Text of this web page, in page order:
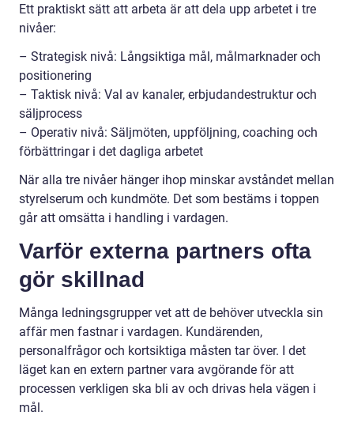
Ett praktiskt sätt att arbeta är att dela upp arbetet i tre
nivåer:
– Strategisk nivå: Långsiktiga mål, målmarknader och
positionering
– Taktisk nivå: Val av kanaler, erbjudandestruktur och
säljprocess
– Operativ nivå: Säljmöten, uppföljning, coaching och
förbättringar i det dagliga arbetet
När alla tre nivåer hänger ihop minskar avståndet mellan
styrelserum och kundmöte. Det som bestäms i toppen
går att omsätta i handling i vardagen.
Varför externa partners ofta
gör skillnad
Många ledningsgrupper vet att de behöver utveckla sin
affär men fastnar i vardagen. Kundärenden,
personalfrågor och kortsiktiga måsten tar över. I det
läget kan en extern partner vara avgörande för att
processen verkligen ska bli av och drivas hela vägen i
mål.